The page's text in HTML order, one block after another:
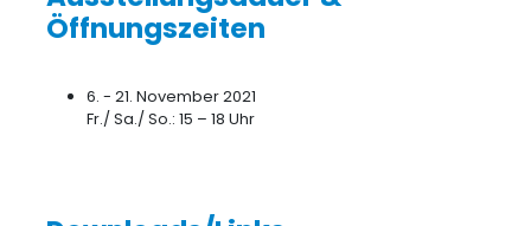
Öffnungszeiten
6. - 21. November 2021
Fr./ Sa./ So.: 15 – 18 Uhr